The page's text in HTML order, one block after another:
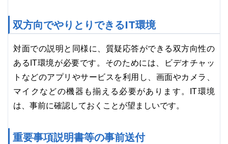
双方向でやりとりできるIT環境
対面での説明と同様に、質疑応答ができる双方向性の
あるIT環境が必要です。そのためには、ビデオチャッ
トなどのアプリやサービスを利用し、画面やカメラ、
マイクなどの機器も揃える必要があります。IT環境
は、事前に確認しておくことが望ましいです。
重要事項説明書等の事前送付